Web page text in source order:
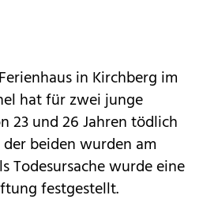
in Kirchberg im
hat für zwei junge
23 und 26 Jahren tödlich
beiden wurden am
Todesursache wurde eine
festgestellt.